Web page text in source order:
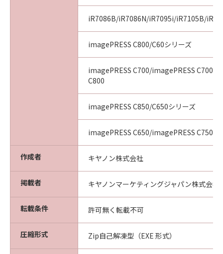
iR7086B/iR7086N/iR7095i/iR7105B/
imagePRESS C800/C60シリーズ
imagePRESS C700/imagePRESS C700L/
C800
imagePRESS C850/C650シリーズ
imagePRESS C650/imagePRESS C750/
作成者 キヤノン株式会社
掲載者 キヤノンマーケティングジャパン株式会社
転載条件 許可無く転載不可
圧縮形式 Zip自己解凍型（EXE 形式）